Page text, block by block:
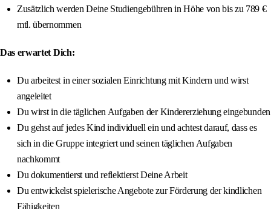
Zusätzlich werden Deine Studiengebühren in Höhe von bis zu 789 €
mtl. übernommen
Das erwartet Dich:
Du arbeitest in einer sozialen Einrichtung mit Kindern und wirst
angeleitet
Du wirst in die täglichen Aufgaben der Kindererziehung eingebunden
Du gehst auf jedes Kind individuell ein und achtest darauf, dass es
sich in die Gruppe integriert und seinen täglichen Aufgaben
nachkommt
Du dokumentierst und reflektierst Deine Arbeit
Du entwickelst spielerische Angebote zur Förderung der kindlichen
Fähigkeiten